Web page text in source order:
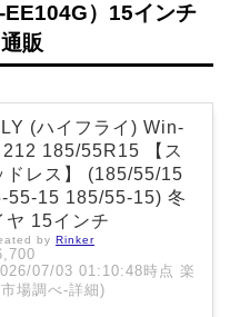
）15インチ
販
(ハイフライ) Win-
185/55R15 【ス
ドレス】 (185/55/15
55-15 185/55-15) 冬
ヤ 15インチ
by Rinker
07/03 01:10:48時点 楽
場調べ-詳細)